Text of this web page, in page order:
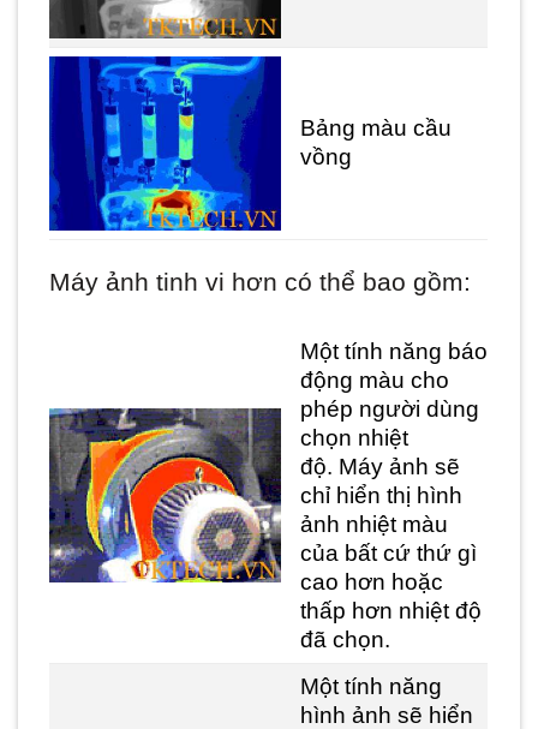
Bảng màu cầu
vồng
Máy ảnh tinh vi hơn có thể bao gồm:
Một tính năng báo
động màu cho
phép người dùng
chọn nhiệt
độ. Máy ảnh sẽ
chỉ hiển thị hình
ảnh nhiệt màu
của bất cứ thứ gì
cao hơn hoặc
thấp hơn nhiệt độ
đã chọn.
Một tính năng
hình ảnh sẽ hiển